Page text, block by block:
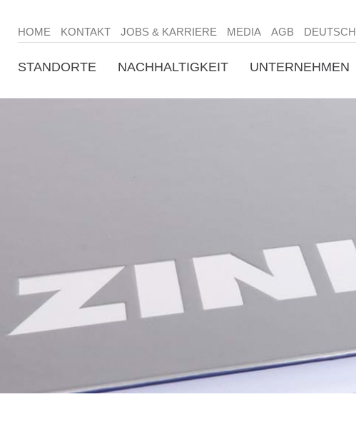
HOME KONTAKT JOBS & KARRIERE MEDIA AGB DEUTSCH
STANDORTE NACHHALTIGKEIT UNTERNEHMEN